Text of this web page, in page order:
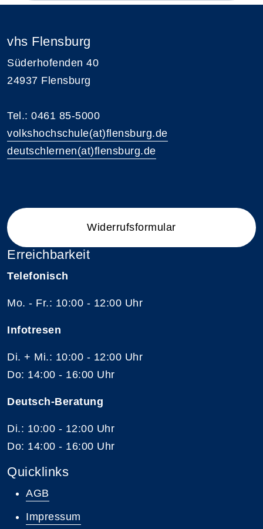
vhs Flensburg
Süderhofenden 40
24937 Flensburg
Tel.: 0461 85-5000
volkshochschule(at)flensburg.de
deutschlernen(at)flensburg.de
Widerrufsformular
Erreichbarkeit
Telefonisch
Mo. - Fr.: 10:00 - 12:00 Uhr
Infotresen
Di. + Mi.: 10:00 - 12:00 Uhr
Do: 14:00 - 16:00 Uhr
Deutsch-Beratung
Di.: 10:00 - 12:00 Uhr
Do: 14:00 - 16:00 Uhr
Quicklinks
AGB
Impressum